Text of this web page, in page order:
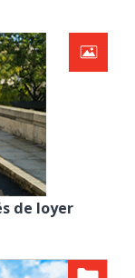
de loyer